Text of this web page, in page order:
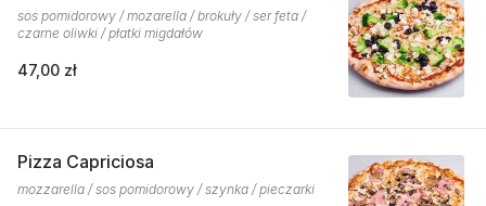
sos pomidorowy / mozarella / brokuły / ser feta /
czarne oliwki / płatki migdałów
47,00 zł
Pizza Capriciosa
mozzarella / sos pomidorowy / szynka / pieczarki